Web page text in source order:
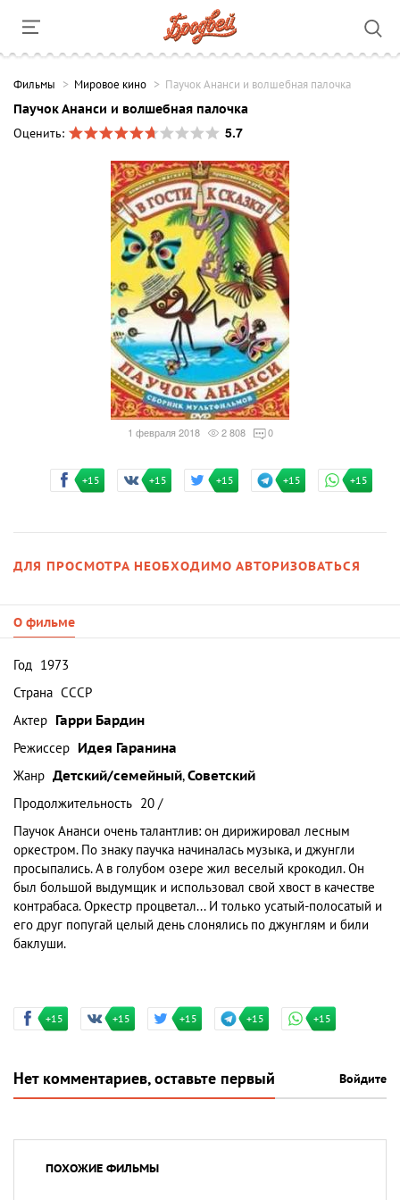
Фильмы Мировое кино Паучок Ананси и волшебная палочка
Паучок Ананси и волшебная палочка
Оценить:
5.7
1 февраля 2018 2 808 0
+15 +15 +15 +15 +15
ДЛЯ ПРОСМОТРА НЕОБХОДИМО АВТОРИЗОВАТЬСЯ
О фильме
Год 1973
Страна СССР
Актер Гарри Бардин
Режиссер Идея Гаранина
Жанр Детский/семейный,Советский
Продолжительность 20 /
Паучок Ананси очень талантлив: он дирижировал лесным
оркестром. По знаку паучка начиналась музыка, и джунгли
просыпались. А в голубом озере жил веселый крокодил. Он
был большой выдумщик и использовал свой хвост в качестве
контрабаса. Оркестр процветал... И только усатый-полосатый и
его друг попугай целый день слонялись по джунглям и били
баклуши.
+15 +15 +15 +15 +15
Нет комментариев, оставьте первый Войдите
ПОХОЖИЕ ФИЛЬМЫ